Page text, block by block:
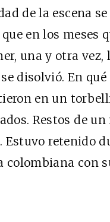
de la escena
en los meses
una y otra vez,
disolvió. En
en un
Restos de
Estuvo retenido
colombiana con
Cine desde
EDICIÓN MÉXICO
SUSCRÍBETE